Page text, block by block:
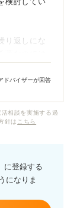
り返しにな
薄なのでは
特徴を知
ドバイザーが回答
相談を実施する過
針は こちら
に登録する
になりま